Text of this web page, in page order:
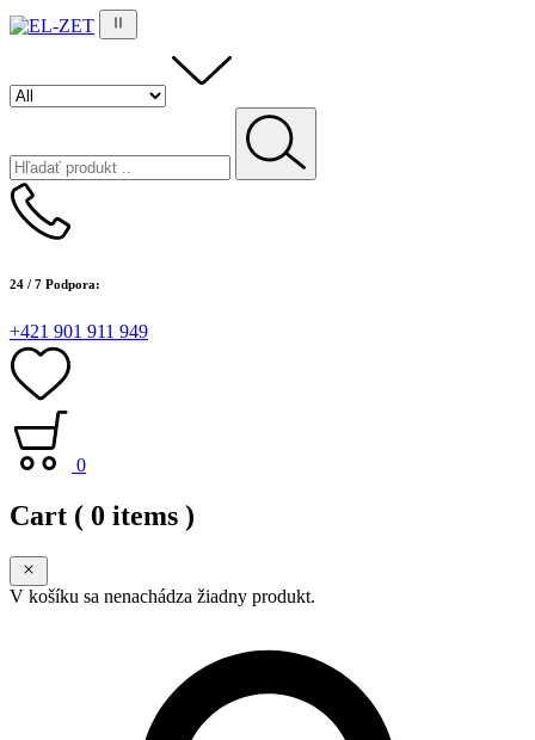
24 / 7 Podpora:
+421 901 911 949
0
Cart ( 0 items )
V košíku sa nenachádza žiadny produkt.